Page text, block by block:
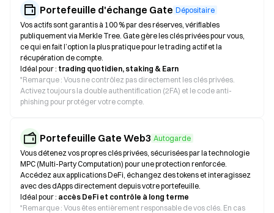
Portefeuille d'échange Gate Dépositaire
Vos actifs sont garantis à 100 % par des réserves, vérifiables
publiquement via Merkle Tree. Gate gère les clés privées pour vous,
ce qui en fait l’option la plus pratique pour le trading actif et la
récupération de compte.
Idéal pour : trading quotidien, staking & Earn
*Remarque : Vous ne contrôlez pas directement les clés privées.
Activez toujours la double authentification (2FA) et le code anti-
phishing pour protéger votre compte.
Portefeuille Gate Web3 Autogarde
Vous détenez vos propres clés privées, sécurisées par la technologie
MPC (Multi-Party Computation) pour une protection renforcée.
Accédez aux applications DeFi, échangez des tokens et interagissez
avec des dApps directement depuis votre portefeuille.
Idéal pour : accès DeFi et contrôle à long terme
*Remarque : Vous êtes entièrement responsable de vos clés. En cas